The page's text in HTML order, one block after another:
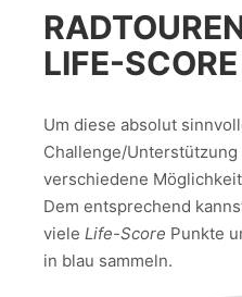
LIFE-
Um diese absolut
Challenge/
verschiedene
Dem entsprechend
viele Life-Score Punkte
in blau sammeln.